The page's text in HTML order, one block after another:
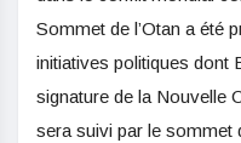
Sommet de l’Otan a été
initiatives politiques dont
signature de la Nouvelle
sera suivi par le sommet